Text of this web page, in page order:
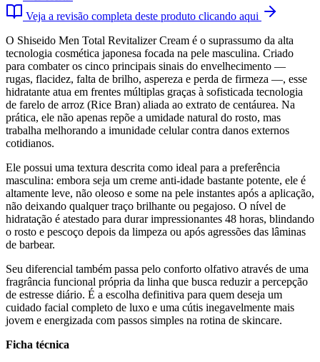
Veja a revisão completa deste produto clicando aqui
O Shiseido Men Total Revitalizer Cream é o suprassumo da alta
tecnologia cosmética japonesa focada na pele masculina. Criado
para combater os cinco principais sinais do envelhecimento —
rugas, flacidez, falta de brilho, aspereza e perda de firmeza —, esse
hidratante atua em frentes múltiplas graças à sofisticada tecnologia
de farelo de arroz (Rice Bran) aliada ao extrato de centáurea. Na
prática, ele não apenas repõe a umidade natural do rosto, mas
trabalha melhorando a imunidade celular contra danos externos
cotidianos.
Ele possui uma textura descrita como ideal para a preferência
masculina: embora seja um creme anti-idade bastante potente, ele é
altamente leve, não oleoso e some na pele instantes após a aplicação,
não deixando qualquer traço brilhante ou pegajoso. O nível de
hidratação é atestado para durar impressionantes 48 horas, blindando
o rosto e pescoço depois da limpeza ou após agressões das lâminas
de barbear.
Seu diferencial também passa pelo conforto olfativo através de uma
fragrância funcional própria da linha que busca reduzir a percepção
de estresse diário. É a escolha definitiva para quem deseja um
cuidado facial completo de luxo e uma cútis inegavelmente mais
jovem e energizada com passos simples na rotina de skincare.
Ficha técnica